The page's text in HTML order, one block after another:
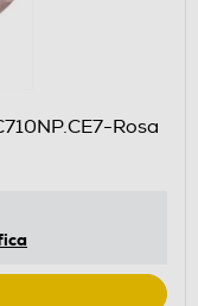
Rosa